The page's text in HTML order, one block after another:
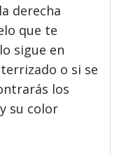
derecha
que te
sigue en
o si se
los
su color